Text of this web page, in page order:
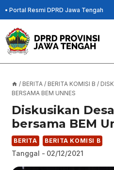
Skip
to
content
• Portal Resmi DPRD Jawa Tengah
/ BERITA / BERITA KOMISI B /
BERSAMA BEM UNNES
Diskusikan
bersama BEM
BERITA BERITA KOMISI B
Tanggal - 02/12/2021